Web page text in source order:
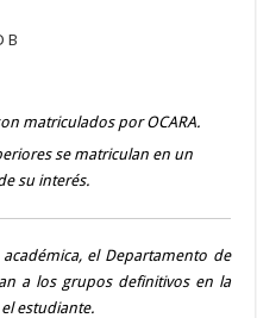
matriculados por OCARA.
se matriculan en un
su interés.
el Departamento de
a los grupos definitivos en la
estudiante.